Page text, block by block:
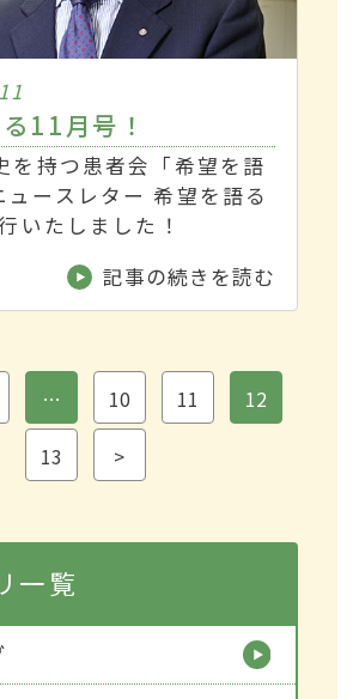
11月号！
を持つ患者会「希望を語
ュースレター 希望を語る
いたしました！
記事の続きを読む
… 10 11
12
13
>
一覧